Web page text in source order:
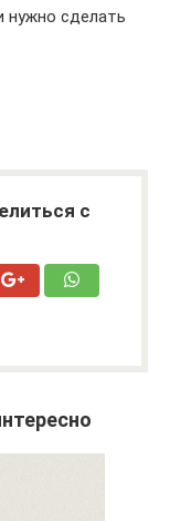
нужно сделать
с